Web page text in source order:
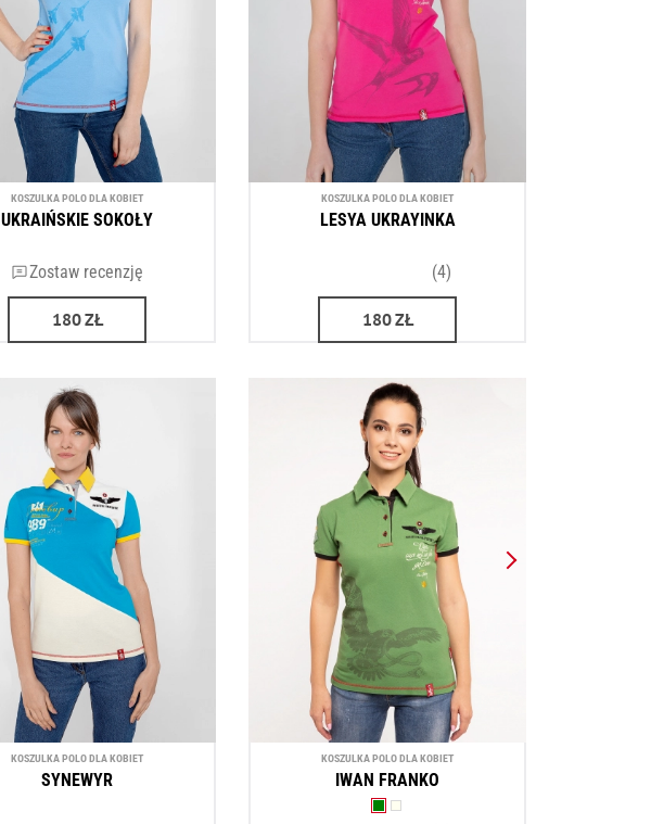
KOSZULKA POLO DLA KOBIET
UKRAIŃSKIE SOKOŁY
Zostaw recenzję
180ZŁ
KOSZULKA POLO DLA KOBIET
LESYA UKRAYINKA
(4)
180ZŁ
KOSZULKA POLO DLA KOBIET
SYNEWYR
KOSZULKA POLO DLA KOBIET
IWAN FRANKO